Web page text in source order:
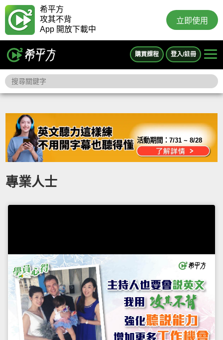
希平方
攻其不背
App 開放下載中
立即使用
購買課程 登入/註冊
活動期間：7/31 ~ 8/28
專業人士